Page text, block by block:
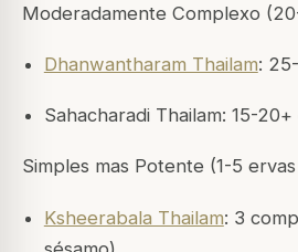
Moderadamente Complexo
Dhanwantharam Thailam:
Sahacharadi Thailam: 15-20+
Simples mas Potente (1-5
Ksheerabala Thailam: 3